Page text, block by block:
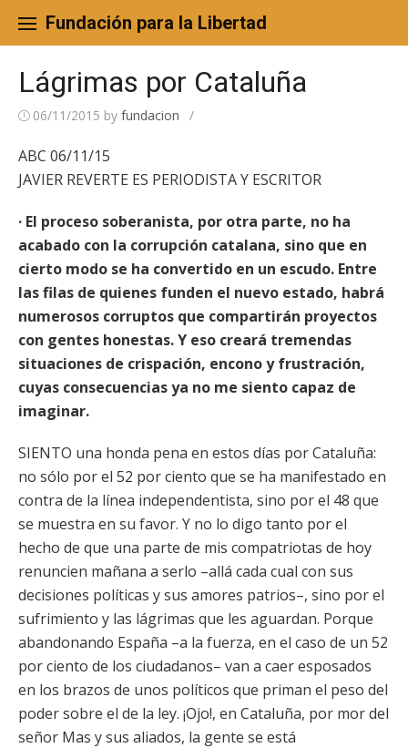
content
Fundación para la Libertad
Lágrimas por Cataluña
06/11/2015 by fundacion /
ABC 06/11/15
JAVIER REVERTE ES PERIODISTA Y ESCRITOR
· El proceso soberanista, por otra parte, no ha
acabado con la corrupción catalana, sino que en
cierto modo se ha convertido en un escudo. Entre
las filas de quienes funden el nuevo estado, habrá
numerosos corruptos que compartirán proyectos
con gentes honestas. Y eso creará tremendas
situaciones de crispación, encono y frustración,
cuyas consecuencias ya no me siento capaz de
imaginar.
SIENTO una honda pena en estos días por Cataluña:
no sólo por el 52 por ciento que se ha manifestado en
contra de la línea independentista, sino por el 48 que
se muestra en su favor. Y no lo digo tanto por el
hecho de que una parte de mis compatriotas de hoy
renuncien mañana a serlo –allá cada cual con sus
decisiones políticas y sus amores patrios–, sino por el
sufrimiento y las lágrimas que les aguardan. Porque
abandonando España –a la fuerza, en el caso de un 52
por ciento de los ciudadanos– van a caer esposados
en los brazos de unos políticos que priman el peso del
poder sobre el de la ley. ¡Ojo!, en Cataluña, por mor del
señor Mas y sus aliados, la gente se está